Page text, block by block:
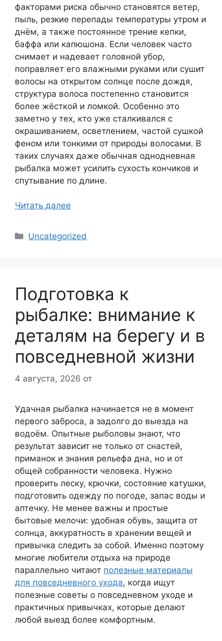
факторами риска обычно становятся ветер,
пыль, резкие перепады температуры утром и
днём, а также постоянное трение кепки,
баффа или капюшона. Если человек часто
снимает и надевает головной убор,
поправляет его влажными руками или сушит
волосы на открытом солнце после дождя,
структура волоса постепенно становится
более жёсткой и ломкой. Особенно это
заметно у тех, кто уже сталкивался с
окрашиванием, осветлением, частой сушкой
феном или тонкими от природы волосами. В
таких случаях даже обычная однодневная
рыбалка может усилить сухость кончиков и
спутывание по длине.
Читать далее
Рубрики
Uncategorized
Подготовка к
рыбалке: внимание к
деталям на берегу и в
повседневной жизни
4 августа, 2026 от
Удачная рыбалка начинается не в момент
первого заброса, а задолго до выезда на
водоём. Опытные рыболовы знают, что
результат зависит не только от снастей,
приманок и знания рельефа дна, но и от
общей собранности человека. Нужно
проверить леску, крючки, состояние катушки,
подготовить одежду по погоде, запас воды и
аптечку. Не менее важны и простые
бытовые мелочи: удобная обувь, защита от
солнца, аккуратность в хранении вещей и
привычка следить за собой. Именно поэтому
многие любители отдыха на природе
параллельно читают полезные материалы
для повседневного ухода, когда ищут
полезные советы о повседневном уходе и
практичных привычках, которые делают
любой выезд более комфортным.